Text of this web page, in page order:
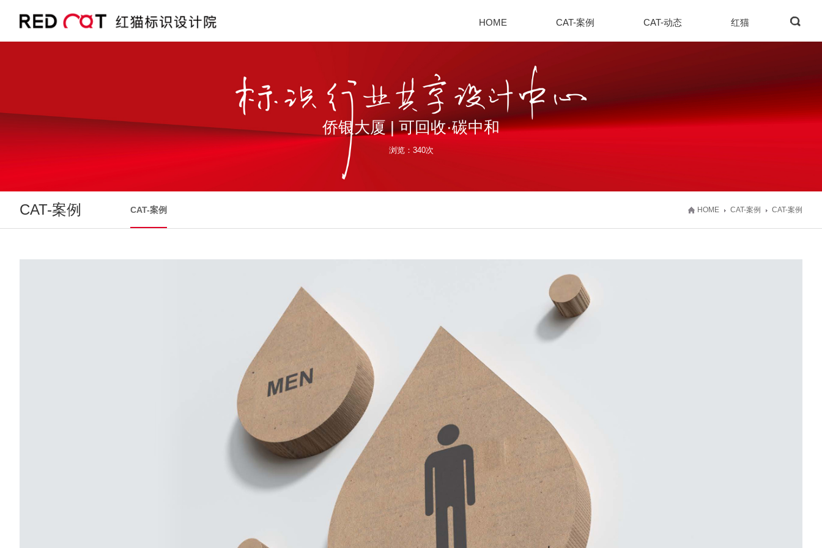
HOME CAT-案例 CAT-动态 红猫
侨银大厦 | 可回收·碳中和
浏览：340次
CAT-案例 HOME CAT-案例 CAT-案例
CAT-案例